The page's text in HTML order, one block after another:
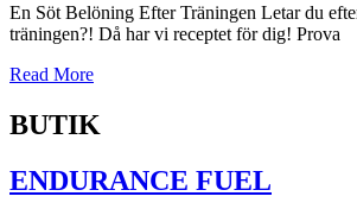
En Söt Belöning Efter Träningen Letar du
träningen?! Då har vi receptet för dig! Prova
Read More
BUTIK
ENDURANCE FUEL